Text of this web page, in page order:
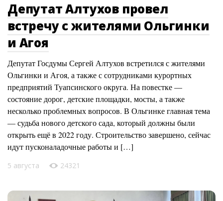
Депутат Алтухов провел
встречу с жителями Ольгинки
и Агоя
Депутат Госдумы Сергей Алтухов встретился с жителями
Ольгинки и Агоя, а также с сотрудниками курортных
предприятий Туапсинского округа. На повестке —
состояние дорог, детские площадки, мосты, а также
несколько проблемных вопросов. В Ольгинке главная тема
— судьба нового детского сада, который должны были
открыть ещё в 2022 году. Строительство завершено, сейчас
идут пусконаладочные работы и […]
5 августа 24321